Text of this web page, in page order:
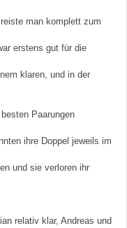
man komplett zum
erstens gut für die
klaren, und in der
Paarungen
ihre Doppel jeweils im
und sie verloren ihr
relativ klar, Andreas und